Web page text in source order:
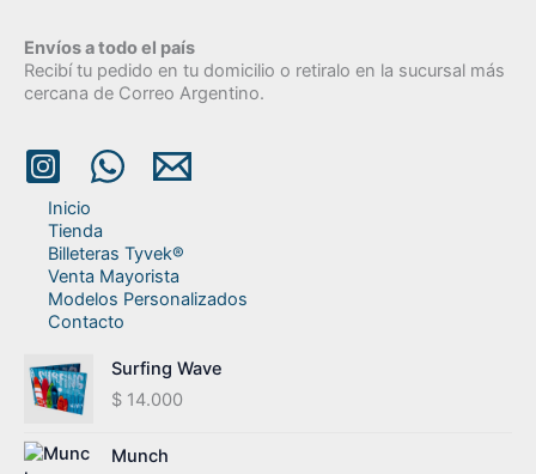
Envíos a todo el país
Recibí tu pedido en tu domicilio o retiralo en la sucursal más
cercana de Correo Argentino.
Inicio
Tienda
Billeteras Tyvek®
Venta Mayorista
Modelos Personalizados
Contacto
Surfing Wave
$14.000
Munch